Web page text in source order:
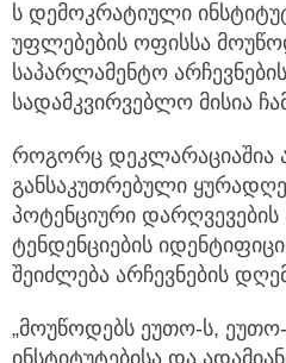
ს დემოკრატიული
უფლებების ოფისსა
საპარლამენტო
სადამკვირვებლო მისია
როგორც დეკლარაციაშია
განსაკუთრებული
პოტენციური
ტენდენციების
შეიძლება არჩევნების
„მოუწოდებს ეუთო-ს,